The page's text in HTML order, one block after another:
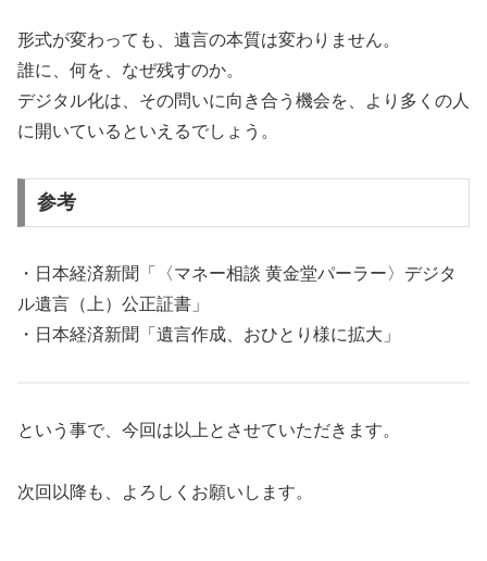
形式が変わっても、遺言の本質は変わりません。
誰に、何を、なぜ残すのか。
デジタル化は、その問いに向き合う機会を、より多くの人
に開いているといえるでしょう。
参考
・日本経済新聞「〈マネー相談 黄金堂パーラー〉デジタ
ル遺言（上）公正証書」
・日本経済新聞「遺言作成、おひとり様に拡大」
という事で、今回は以上とさせていただきます。
次回以降も、よろしくお願いします。